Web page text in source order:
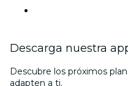
Descarga nuestra
Descubre los próximos
adapten a ti.